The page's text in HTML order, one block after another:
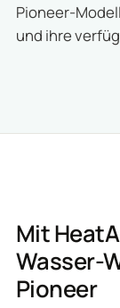
Pioneer-
und ihre
Mit
Wasser-
Pioneer